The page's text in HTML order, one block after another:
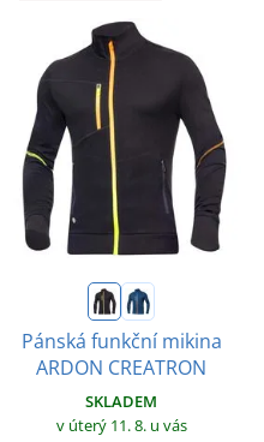
Pánská funkční mikina
ARDON CREATRON
SKLADEM
v úterý 11. 8. u vás